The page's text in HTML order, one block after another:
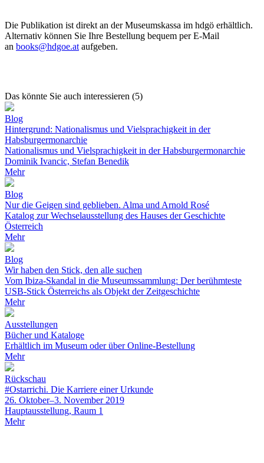
Die Publikation ist direkt an der Museumskassa im hdgö erhältlich.
Alternativ können Sie Ihre Bestellung bequem per E-Mail
an books@hdgoe.at aufgeben.
Das könnte Sie auch interessieren (5)
Blog
Hintergrund: Nationalismus und Vielsprachigkeit in der
Habsburgermonarchie
Nationalismus und Vielsprachigkeit in der Habsburgermonarchie
Dominik Ivancic, Stefan Benedik
Mehr
Blog
Nur die Geigen sind geblieben. Alma und Arnold Rosé
Katalog zur Wechselausstellung des Hauses der Geschichte
Österreich
Mehr
Blog
Wir haben den Stick, den alle suchen
Vom Ibiza-Skandal in die Museumssammlung: Der berühmteste
USB-Stick Österreichs als Objekt der Zeitgeschichte
Mehr
Ausstellungen
Bücher und Kataloge
Erhältlich im Museum oder über Online-Bestellung
Mehr
Rückschau
#Ostarrichi. Die Karriere einer Urkunde
26. Oktober–3. November 2019
Hauptausstellung, Raum 1
Mehr